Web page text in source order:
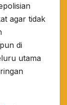
agar tidak
di
utama